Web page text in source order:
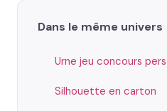
Dans le même univers
Urne jeu concours
Silhouette en carton